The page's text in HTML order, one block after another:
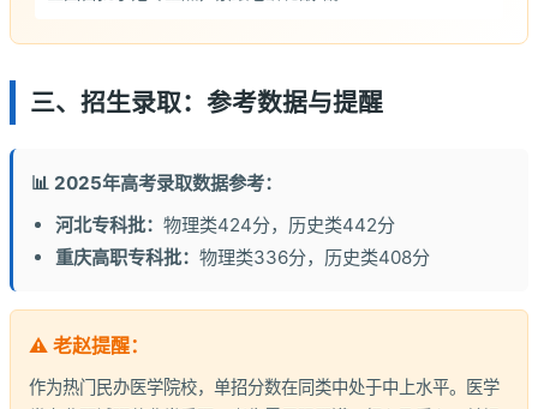
三、招生录取：参考数据与提醒
📊 2025年高考录取数据参考：
河北专科批： 物理类424分，历史类442分
重庆高职专科批： 物理类336分，历史类408分
⚠️ 老赵提醒：
作为热门民办医学院校，单招分数在同类中处于中上水平。医学